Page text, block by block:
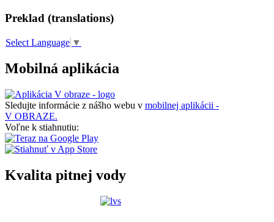
Preklad (translations)
Select Language ▼
Mobilná aplikácia
Sledujte informácie z nášho webu v mobilnej aplikácii -
V OBRAZE.
Voľne k stiahnutiu:
Kvalita pitnej vody